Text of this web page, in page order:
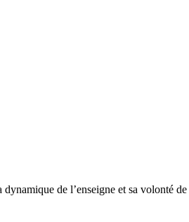
de l’enseigne et sa volonté